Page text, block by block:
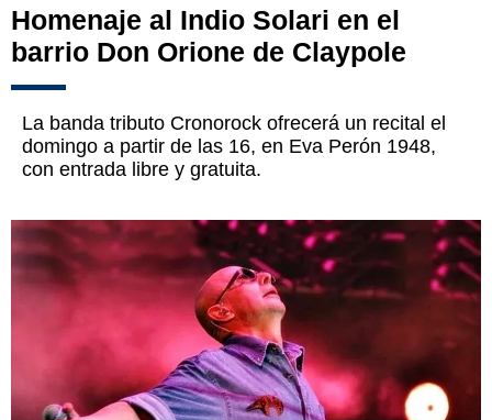
Homenaje al Indio Solari en el
barrio Don Orione de Claypole
La banda tributo Cronorock ofrecerá un recital el
domingo a partir de las 16, en Eva Perón 1948,
con entrada libre y gratuita.